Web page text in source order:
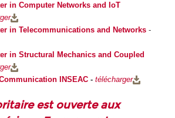
in Computer Networks and IoT
in Telecommunications and Networks -
in Structural Mechanics and Coupled
INSEAC - télécharger
est ouverte aux